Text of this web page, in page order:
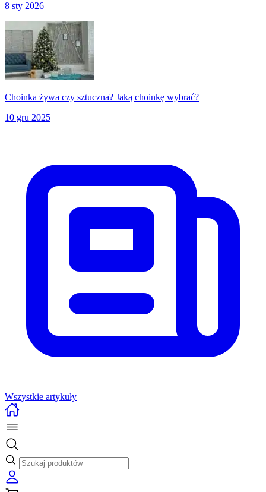
8 sty 2026
Choinka żywa czy sztuczna? Jaką choinkę wybrać?
10 gru 2025
Wszystkie artykuły